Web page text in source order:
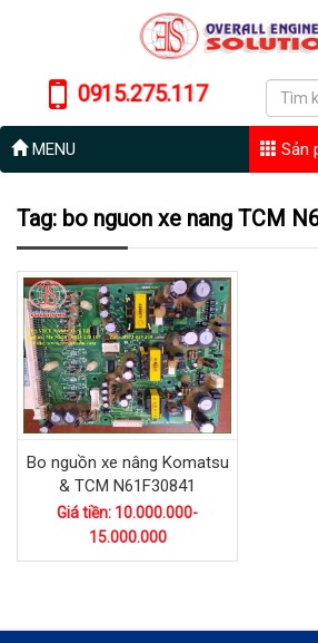
0915.275.117
MENU Sản
Tag: bo nguon xe nang TCM
Bo nguồn xe nâng Komatsu
& TCM N61F30841
Giá tiền: 10.000.000-
15.000.000